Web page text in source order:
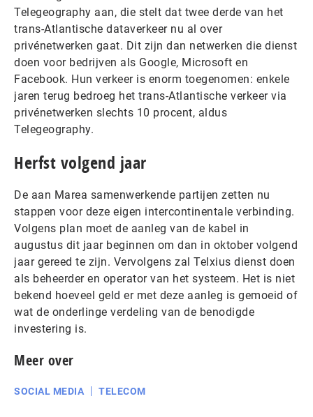
Telegeography aan, die stelt dat twee derde van het
trans-Atlantische dataverkeer nu al over
privénetwerken gaat. Dit zijn dan netwerken die dienst
doen voor bedrijven als Google, Microsoft en
Facebook. Hun verkeer is enorm toegenomen: enkele
jaren terug bedroeg het trans-Atlantische verkeer via
privénetwerken slechts 10 procent, aldus
Telegeography.
Herfst volgend jaar
De aan Marea samenwerkende partijen zetten nu
stappen voor deze eigen intercontinentale verbinding.
Volgens plan moet de aanleg van de kabel in
augustus dit jaar beginnen om dan in oktober volgend
jaar gereed te zijn. Vervolgens zal Telxius dienst doen
als beheerder en operator van het systeem. Het is niet
bekend hoeveel geld er met deze aanleg is gemoeid of
wat de onderlinge verdeling van de benodigde
investering is.
Meer over
SOCIAL MEDIA TELECOM